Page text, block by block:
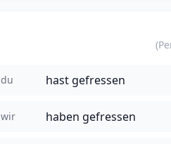
du hast gefressen
wir haben gefressen